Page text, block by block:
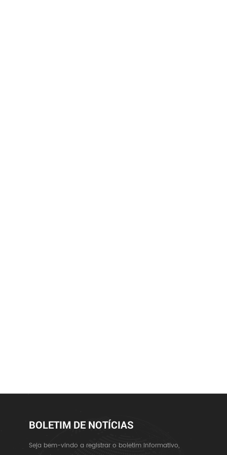
BOLETIM DE NOTÍCIAS
Seja bem-vindo a registrar o boletim informativo,